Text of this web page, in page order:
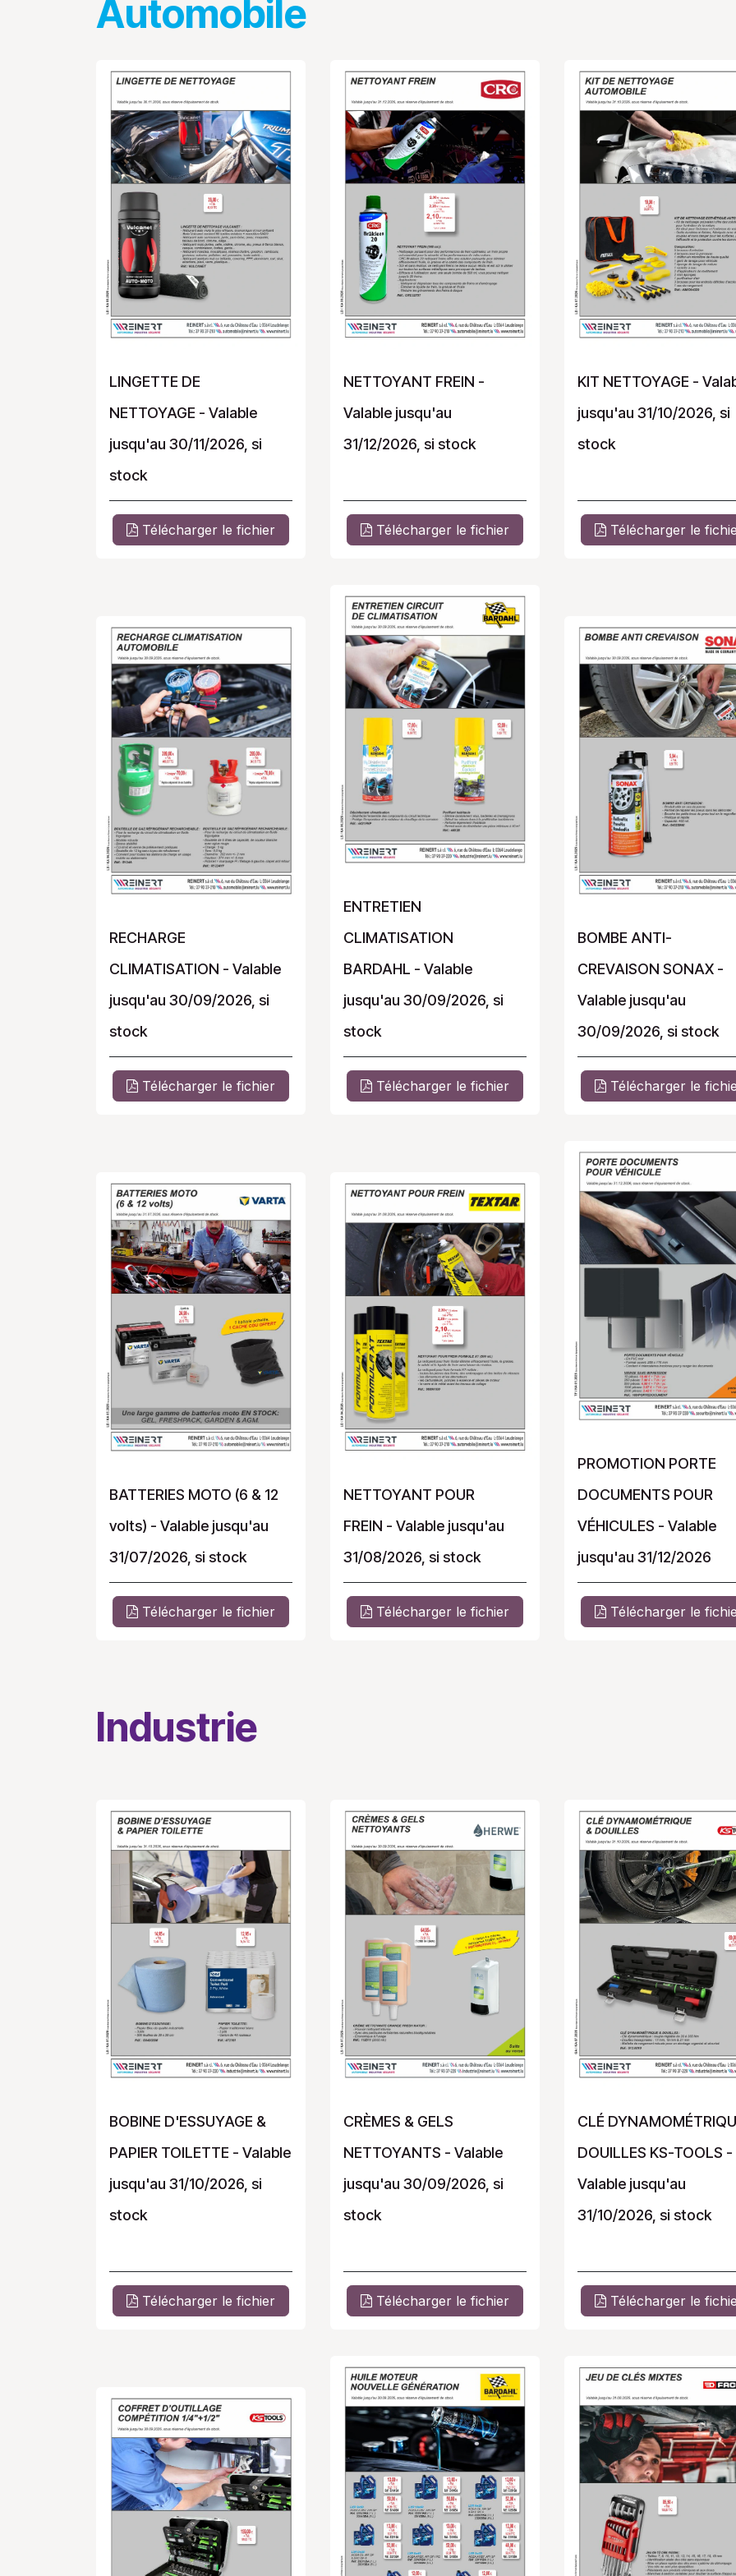
Automobile
LINGETTE DE
NETTOYAGE - Valable
jusqu'au 30/11/2026, si
stock
Télécharger le fichier
NETTOYANT FREIN -
Valable jusqu'au
31/12/2026, si stock
Télécharger le fichier
KIT NETTOYAGE -
jusqu'au 31/10/2026, si
stock
Télécharger le
RECHARGE
CLIMATISATION - Valable
jusqu'au 30/09/2026, si
stock
Télécharger le fichier
ENTRETIEN
CLIMATISATION
BARDAHL - Valable
jusqu'au 30/09/2026, si
stock
Télécharger le fichier
BOMBE ANTI-
CREVAISON SONAX -
Valable jusqu'au
30/09/2026, si stock
Télécharger le
BATTERIES MOTO (6 & 12
volts) - Valable jusqu'au
31/07/2026, si stock
Télécharger le fichier
NETTOYANT POUR
FREIN - Valable jusqu'au
31/08/2026, si stock
Télécharger le fichier
PROMOTION PORTE
DOCUMENTS POUR
VÉHICULES - Valable
jusqu'au 31/12/2026
Télécharger le
Industrie
BOBINE D'ESSUYAGE &
PAPIER TOILETTE - Valable
jusqu'au 31/10/2026, si
stock
Télécharger le fichier
CRÈMES & GELS
NETTOYANTS - Valable
jusqu'au 30/09/2026, si
stock
Télécharger le fichier
CLÉ
DOUILLES KS-TOOLS -
Valable jusqu'au
31/10/2026, si stock
Télécharger le